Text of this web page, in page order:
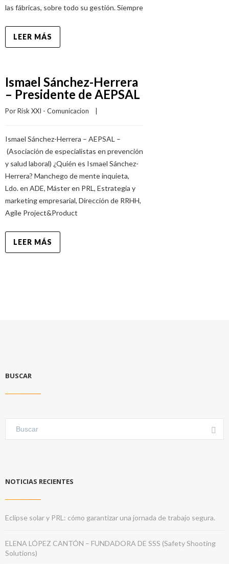
las fábricas, sobre todo su gestión. Siempre
LEER MÁS
Ismael Sánchez-Herrera
– Presidente de AEPSAL
Por Risk XXI - Comunicacion
Ismael Sánchez-Herrera – AEPSAL –
(Asociación de especialistas en prevención
y salud laboral) ¿Quién es Ismael Sánchez-
Herrera? Manchego de mente inquieta,
Ldo. en ADE, Máster en PRL, Estrategia y
marketing empresarial, Dirección de RRHH,
Agile Project&Product
LEER MÁS
BUSCAR
NOTICIAS RECIENTES
Eclipse solar y PRL: cómo garantizar una jornada de trabajo segura.
ELENA LÓPEZ CANTÓN – FUNDADORA DE SSS (Safety Shooting
Solutions)